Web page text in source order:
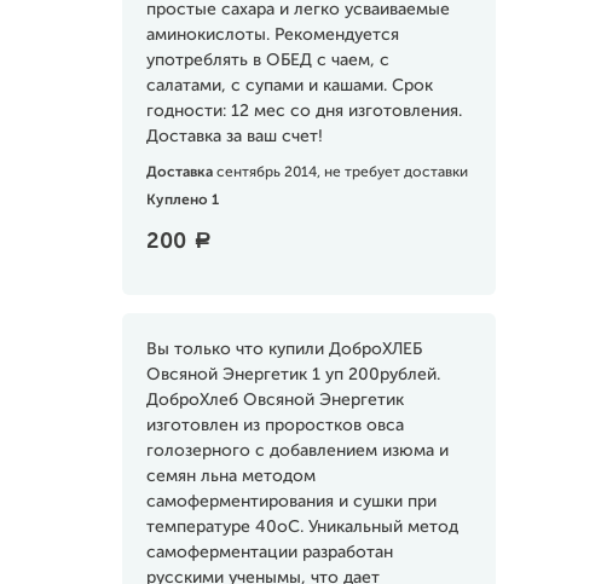
простые сахара и легко усваиваемые
аминокислоты. Рекомендуется
употреблять в ОБЕД с чаем, с
салатами, с супами и кашами. Срок
годности: 12 мес со дня изготовления.
Доставка за ваш счет!
Доставка сентябрь 2014, не требует доставки
Куплено 1
200 a
Вы только что купили ДоброХЛЕБ
Овсяной Энергетик 1 уп 200рублей.
ДоброХлеб Овсяной Энергетик
изготовлен из проростков овса
голозерного с добавлением изюма и
семян льна методом
самоферментирования и сушки при
температуре 40оС. Уникальный метод
самоферментации разработан
русскими ученымы, что дает